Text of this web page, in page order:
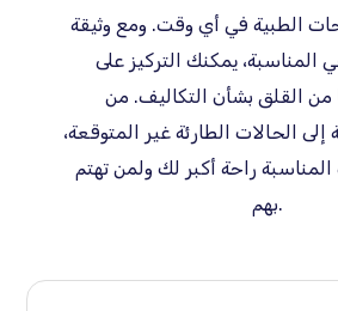
الطبية في أي وقت. ومع وثيقة
المناسبة، يمكنك التركيز على
من القلق بشأن التكاليف. من
الحالات الطارئة غير المتوقعة،
راحة أكبر لك ولمن تهتم
بهم.